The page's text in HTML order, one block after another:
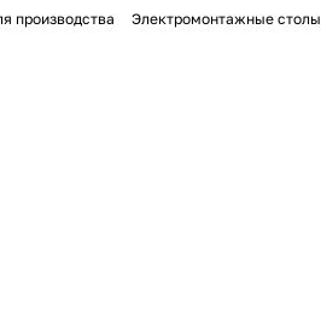
производства Электромонтажные столы